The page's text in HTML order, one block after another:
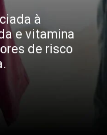
à
e vitamina
de risco